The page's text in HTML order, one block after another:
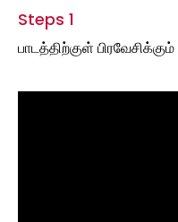
Steps 1
பாடத்திற்குள்